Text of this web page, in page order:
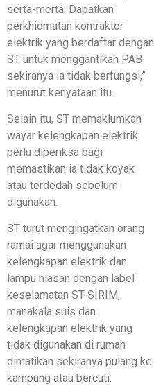
serta-merta. Dapatkan
perkhidmatan kontraktor
elektrik yang berdaftar dengan
ST untuk menggantikan PAB
sekiranya ia tidak berfungsi,”
menurut kenyataan itu.
Selain itu, ST memaklumkan
wayar kelengkapan elektrik
perlu diperiksa bagi
memastikan ia tidak koyak
atau terdedah sebelum
digunakan.
ST turut mengingatkan orang
ramai agar menggunakan
kelengkapan elektrik dan
lampu hiasan dengan label
keselamatan ST-SIRIM,
manakala suis dan
kelengkapan elektrik yang
tidak digunakan di rumah
dimatikan sekiranya pulang ke
kampung atau bercuti.